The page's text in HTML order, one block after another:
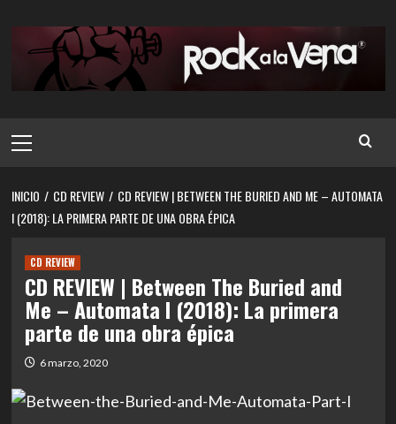
contenido
principal
INICIO CD REVIEW
CD REVIEW | BETWEEN THE BURIED AND ME – AUTOMATA
I (2018): LA PRIMERA PARTE DE UNA OBRA ÉPICA
CD REVIEW
CD REVIEW | Between The Buried and
Me – Automata I (2018): La primera
parte de una obra épica
6 marzo, 2020